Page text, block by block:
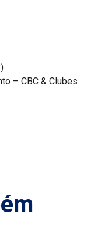
– CBC & Clubes